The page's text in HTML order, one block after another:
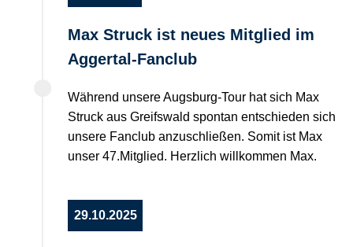
Max Struck ist neues Mitglied im
Aggertal-Fanclub
Während unsere Augsburg-Tour hat sich Max
Struck aus Greifswald spontan entschieden sich
unsere Fanclub anzuschließen. Somit ist Max
unser 47.Mitglied. Herzlich willkommen Max.
29.10.2025